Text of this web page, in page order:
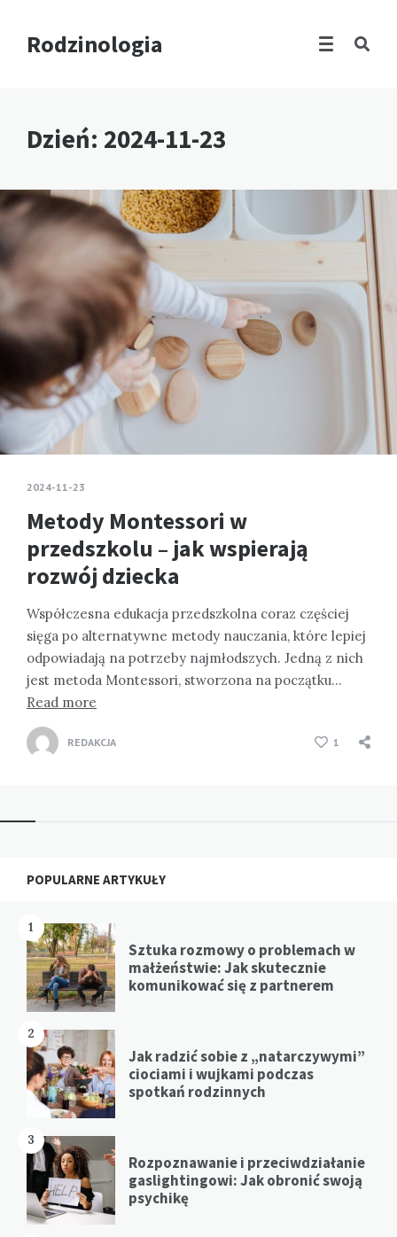
Rodzinologia
Dzień: 2024-11-23
2024-11-23
Metody Montessori w
przedszkolu – jak wspierają
rozwój dziecka
Współczesna edukacja przedszkolna coraz częściej
sięga po alternatywne metody nauczania, które lepiej
odpowiadają na potrzeby najmłodszych. Jedną z nich
jest metoda Montessori, stworzona na początku…
Read more
REDAKCJA 1
Widgets
POPULARNE ARTYKUŁY
1
Sztuka rozmowy o problemach w
małżeństwie: Jak skutecznie
komunikować się z partnerem
2
Jak radzić sobie z „natarczywymi”
ciociami i wujkami podczas
spotkań rodzinnych
3
Rozpoznawanie i przeciwdziałanie
gaslightingowi: Jak obronić swoją
psychikę